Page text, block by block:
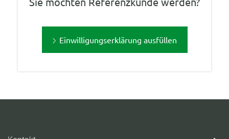
Einwilligungserklärung ausfüllen